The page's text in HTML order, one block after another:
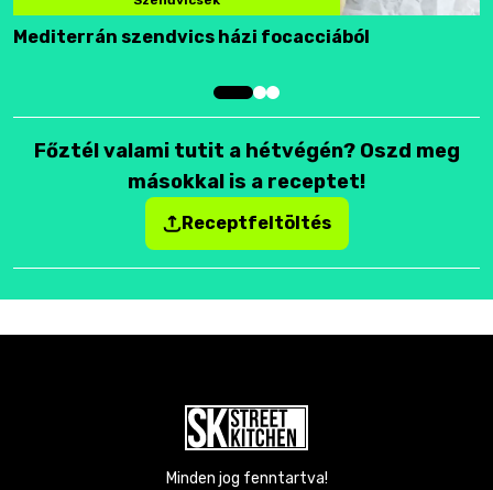
Mediterrán szendvics házi focacciából
Főztél valami tutit a hétvégén? Oszd meg
másokkal is a receptet!
Receptfeltöltés
Minden jog fenntartva!